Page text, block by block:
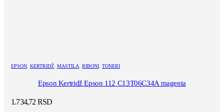
EPSON, KERTRIDŽ, MASTILA, RIBONI, TONERI
Epson Kertridž Epson 112 C13T06C34A magenta
1.734,72RSD